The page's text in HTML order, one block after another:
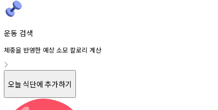
운동 검색
체중을 반영한 예상 소모 칼로리 계산
오늘 식단에 추가하기